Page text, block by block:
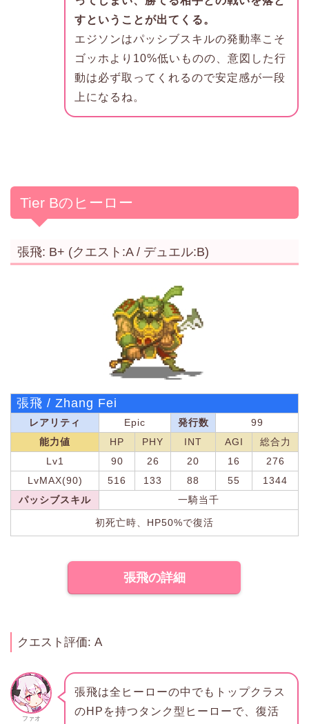
すということが出てくる。
エジソンはパッシブスキルの発動率こそ
ゴッホより10%低いものの、意図した行
動は必ず取ってくれるので安定感が一段
上になるね。
Tier Bのヒーロー
張飛: B+ (クエスト:A / デュエル:B)
張飛 / Zhang Fei
レアリティ Epic 発行数
99
能力値
HP PHY INT AGI
総合力
Lv1
90 26 20 16
276
LvMAX(90)
516 133 88 55
1344
パッシブスキル
一騎当千
初死亡時、HP50%で復活
張飛の詳細
クエスト評価: A
ファオ
張飛は全ヒーローの中でもトップクラス
のHPを持つタンク型ヒーローで、復活